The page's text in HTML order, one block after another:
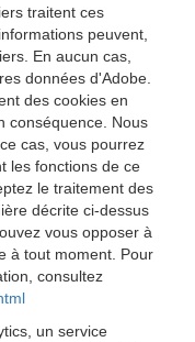
traitent ces
peuvent,
En aucun cas,
données d'Adobe.
des cookies en
conséquence. Nous
cas, vous pourrez
les fonctions de ce
le traitement des
décrite ci-dessus
vous opposer à
à tout moment. Pour
consultez
un service